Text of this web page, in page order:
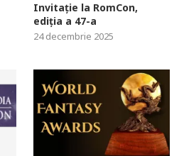
Invitație la RomCon,
ediția a 47-a
24 decembrie 2025